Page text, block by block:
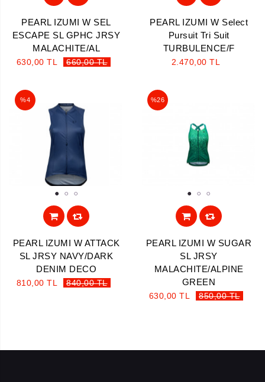
PEARL IZUMI W SEL
ESCAPE SL GPHC JRSY
MALACHITE/AL
630,00 TL 660,00 TL
PEARL IZUMI W Select
Pursuit Tri Suit
TURBULENCE/F
2.470,00 TL
%4
PEARL IZUMI W ATTACK
SL JRSY NAVY/DARK
DENIM DECO
810,00 TL 840,00 TL
%26
PEARL IZUMI W SUGAR
SL JRSY
MALACHITE/ALPINE
GREEN
630,00 TL 850,00 TL